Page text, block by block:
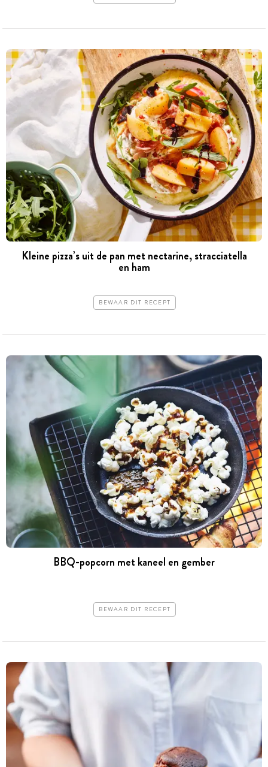
Kleine pizza’s uit de pan met nectarine, stracciatella
en ham
BEWAAR DIT RECEPT
BBQ-popcorn met kaneel en gember
BEWAAR DIT RECEPT